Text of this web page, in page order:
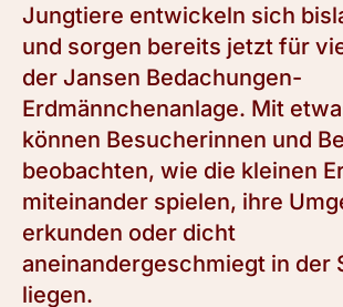
Jungtiere entwickeln sich
und sorgen bereits jetzt für
der Jansen Bedachungen-
Erdmännchenanlage. Mit
können Besucherinnen und
beobachten, wie die kleinen
miteinander spielen, ihre
erkunden oder dicht
aneinandergeschmiegt in der
liegen.